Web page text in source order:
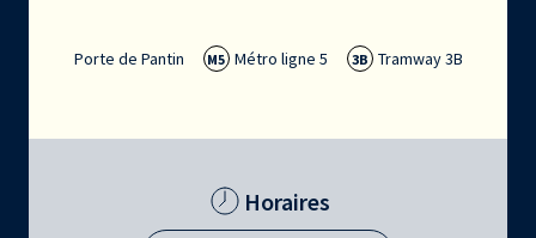
Porte de Pantin M5 Métro ligne 5 3B Tramway 3B
Horaires